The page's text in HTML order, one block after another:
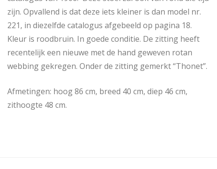
zijn. Opvallend is dat deze iets kleiner is dan model nr.
221, in diezelfde catalogus afgebeeld op pagina 18.
Kleur is roodbruin. In goede conditie. De zitting heeft
recentelijk een nieuwe met de hand geweven rotan
webbing gekregen. Onder de zitting gemerkt “Thonet”.
Afmetingen: hoog 86 cm, breed 40 cm, diep 46 cm,
zithoogte 48 cm.